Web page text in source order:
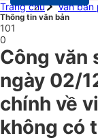
Trang chủ
Văn bản
Thông tin văn bản
101
0
Công văn
ngày 02/
chính về
không có